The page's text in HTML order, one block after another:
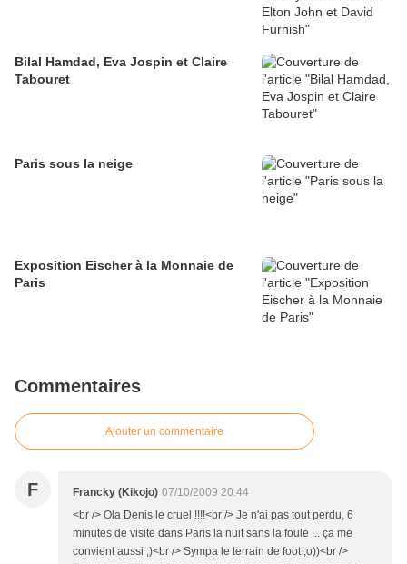
Bilal Hamdad, Eva Jospin et Claire
Tabouret
Paris sous la neige
Exposition Eischer à la Monnaie de
Paris
Commentaires
Ajouter un commentaire
F Francky (Kikojo) 07/10/2009 20:44
<br /> Ola Denis le cruel !!!!<br /> Je n'ai pas tout perdu, 6
minutes de visite dans Paris la nuit sans la foule ... ça me
convient aussi ;)<br /> Sympa le terrain de foot ;o))<br />